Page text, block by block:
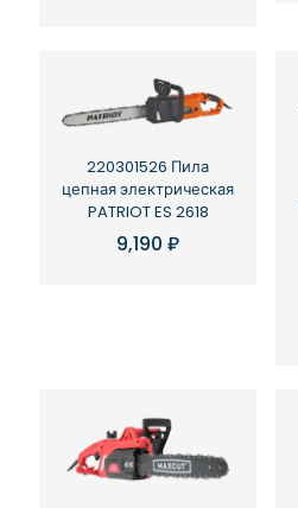
220301526 Пила
цепная электрическая
PATRIOT ES 2618
9,190₽